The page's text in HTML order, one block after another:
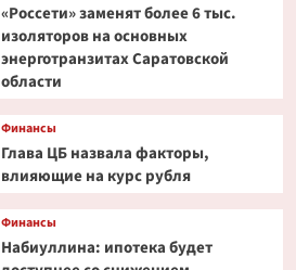
«Россети» заменят более 6 тыс.
изоляторов на основных
энерготранзитах Саратовской
области
Финансы
Глава ЦБ назвала факторы,
влияющие на курс рубля
Финансы
Набиуллина: ипотека будет